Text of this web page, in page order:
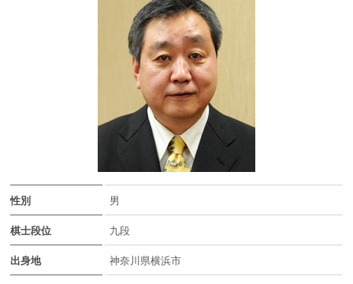
性別 男
棋士段位 九段
出身地 神奈川県横浜市